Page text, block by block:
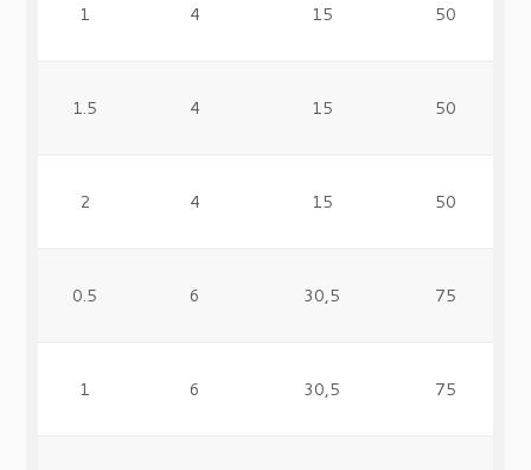
1 4 15 50
1.5 4 15 50
2 4 15 50
0.5 6 30,5 75
1 6 30,5 75